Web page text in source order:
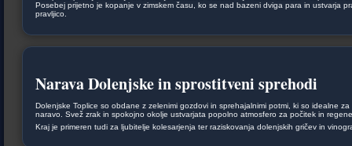
Posebej prijetno je kopanje v zimskem času, ko se nad bazeni dviga para in ustvarja
pravljico.
Narava Dolenjske in sprostitveni sprehodi
Dolenjske Toplice so obdane z zelenimi gozdovi in sprehajalnimi potmi, ki so idealne za
naravo. Svež zrak in spokojno okolje ustvarjata popolno atmosfero za počitek in
Kraj je primeren tudi za ljubitelje kolesarjenja ter raziskovanja dolenjskih gričev in